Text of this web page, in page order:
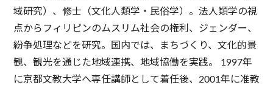
域研究）、修士（文化人類学・民俗学）。法人類学の視
点からフィリピンのムスリム社会の権利、ジェンダー、
紛争処理などを研究。国内では、まちづくり、文化的景
観、観光を通じた地域連携、地域協働を実践。 1997年
に京都文教大学へ専任講師として着任後、2001年に准教